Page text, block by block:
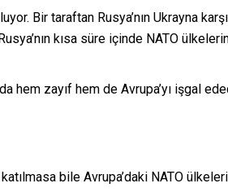
Bir taraftan Rusya’nın Ukrayna
kısa süre içinde NATO
hem zayıf hem de Avrupa’yı işgal
bile Avrupa’daki NATO